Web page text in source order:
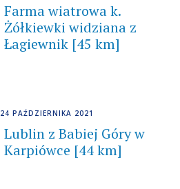
Farma wiatrowa k.
Żółkiewki widziana z
Łagiewnik [45 km]
24 PAŹDZIERNIKA 2021
Lublin z Babiej Góry w
Karpiówce [44 km]